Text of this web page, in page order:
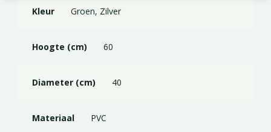
Kleur Groen, Zilver
Hoogte (cm) 60
Diameter (cm) 40
Materiaal PVC